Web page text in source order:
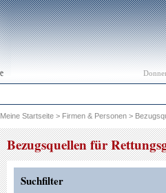
Meine Startseite > Firmen & Personen >
Bezugsquellen für
Suchfilter